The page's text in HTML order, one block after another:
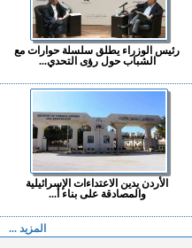
رئيس الوزراء يطلق سلسلة حوارات مع
الشباب حول رؤى التحدي...
الأردن يدين الاعتداءات الإسرائيلية
والمصادقة على بناء أ...
المزيد ...